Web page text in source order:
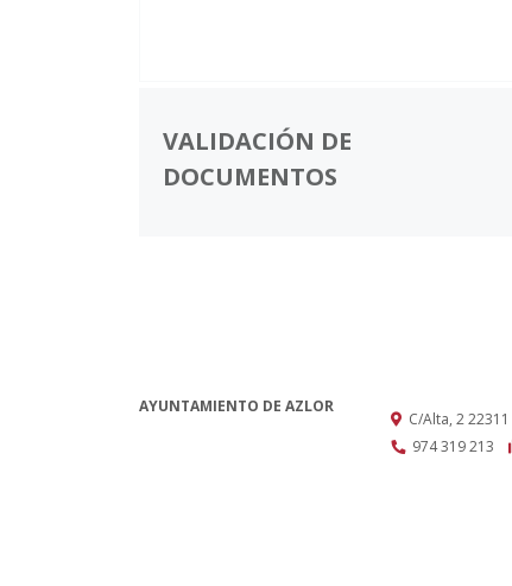
VALIDACIÓN DE
DOCUMENTOS
AYUNTAMIENTO DE AZLOR
C/Alta, 222311
974 319 213